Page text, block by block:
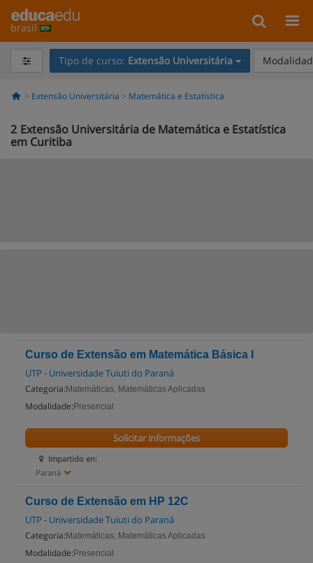
brasil
Tipo de curso: Extensão Universitária
Extensão Universitária Matemática e Estatística
2 Extensão Universitária de Matemática e Estatística
em Curitiba
Curso de Extensão em Matemática Básica I
UTP - Universidade Tuiuti do Paraná
Categoria: Matemáticas, Matemáticas Aplicadas
Modalidade: Presencial
Impartido en:
Paraná
Solicitar informações
Curso de Extensão em HP 12C
UTP - Universidade Tuiuti do Paraná
Categoria: Matemáticas, Matemáticas Aplicadas
Modalidade: Presencial